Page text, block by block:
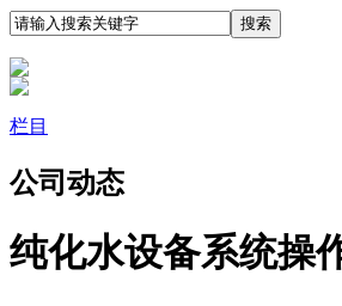
栏目
公司动态
纯化水设备系统操